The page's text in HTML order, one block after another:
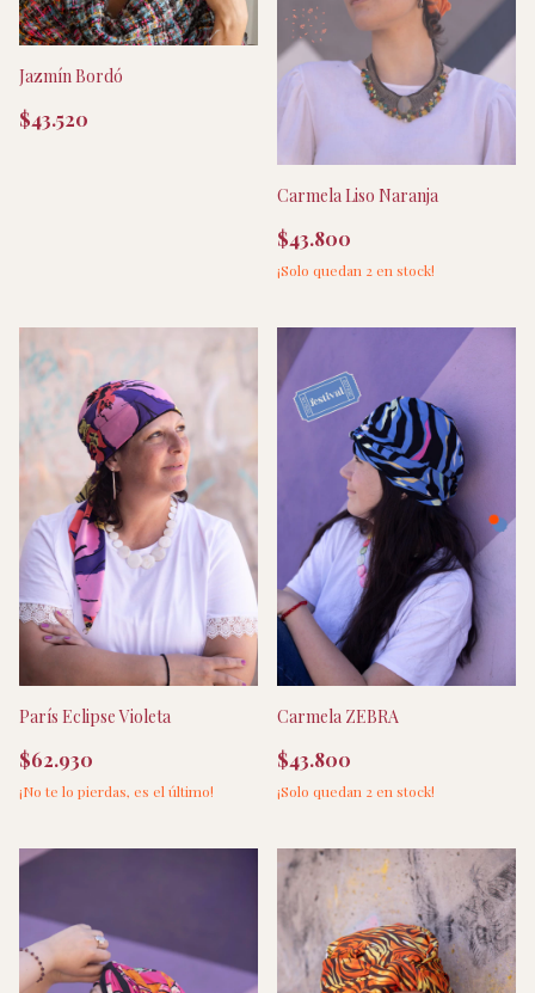
Jazmín Bordó
$43.520
Carmela Liso Naranja
$43.800
¡Solo quedan 2en stock!
París Eclipse Violeta
$62.930
¡No te lo pierdas, es el último!
Carmela ZEBRA
$43.800
¡Solo quedan 2en stock!